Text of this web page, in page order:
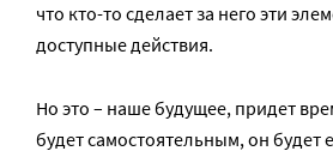
что кто-то сделает за него эти
доступные действия.
Но это – наше будущее, придет
будет самостоятельным, он будет